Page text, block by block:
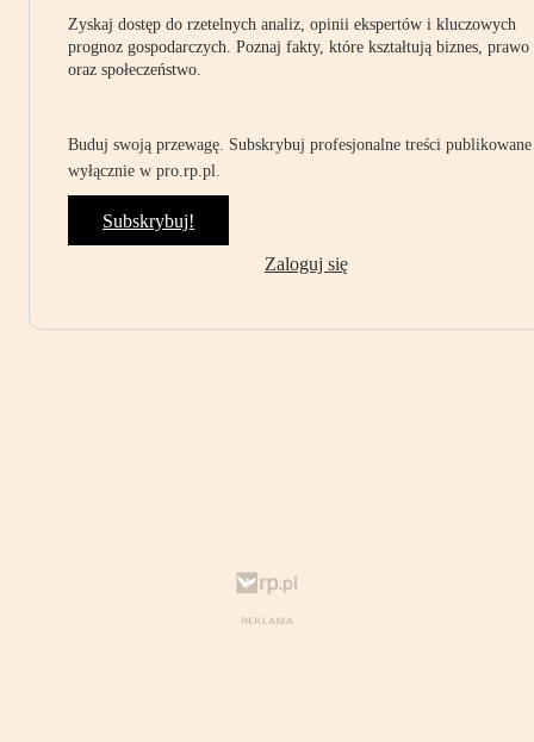
Zyskaj dostęp do rzetelnych analiz, opinii ekspertów i kluczowych
prognoz gospodarczych. Poznaj fakty, które kształtują biznes, prawo
oraz społeczeństwo.
Buduj swoją przewagę. Subskrybuj profesjonalne treści publikowane
wyłącznie w pro.rp.pl.
Subskrybuj!
Zaloguj się